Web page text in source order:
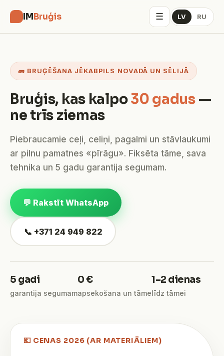
IMBruģis ☰ LV RU
🧱 BRUĢĒŠANA JĒKABPILS NOVADĀ UN SĒLIJĀ
Bruģis, kas kalpo30 gadus—
ne trīs ziemas
Piebraucamie ceļi, celiņi, pagalmi un stāvlaukumi
ar pilnu pamatnes «pīrāgu». Fiksēta tāme, sava
tehnika un 5 gadu garantija segumam.
💬 Rakstīt WhatsApp
📞 +371 24 949 822
5 gadi
garantija segumam
0 €
apsekošana un tāme
1–2 dienas
līdz tāmei
💶 CENAS 2026 (AR MATERIĀLIEM)